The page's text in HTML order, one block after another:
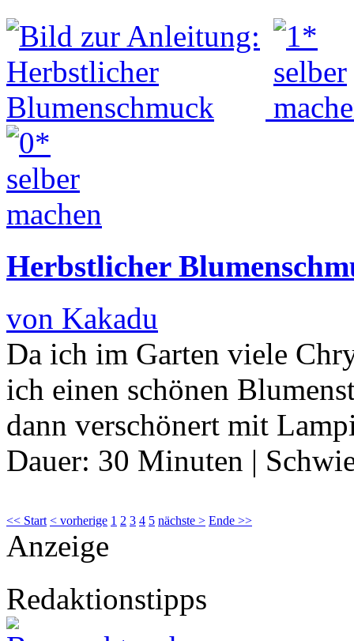
Herbstlicher
von Kakadu
Da ich im Garten viele
ich einen schönen
dann verschönert mit
Dauer: 30 Minuten |
<< Start < vorherige 1 2 3 4 5 nächste > Ende >>
Anzeige
Redaktionstipps